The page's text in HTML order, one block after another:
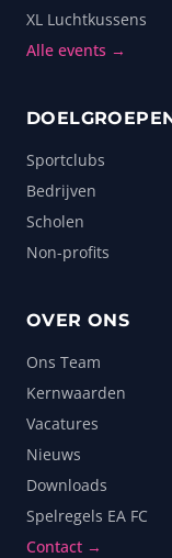
XL Luchtkussens
Alle events →
Sportclubs
Bedrijven
Scholen
Non-profits
OVER ONS
Ons Team
Kernwaarden
Vacatures
Nieuws
Downloads
Spelregels EA FC
Contact →